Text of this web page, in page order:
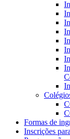
Formas de
Inscrições